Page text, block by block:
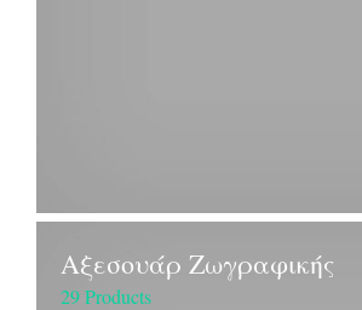
Αξεσουάρ Ζωγραφικής
29 Products